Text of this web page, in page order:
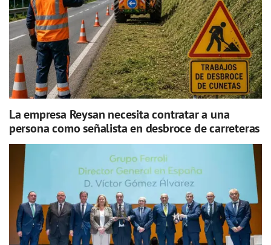
La empresa Reysan necesita contratar a una
persona como señalista en desbroce de carreteras